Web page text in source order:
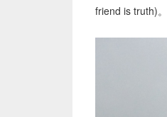
friend is truth)。